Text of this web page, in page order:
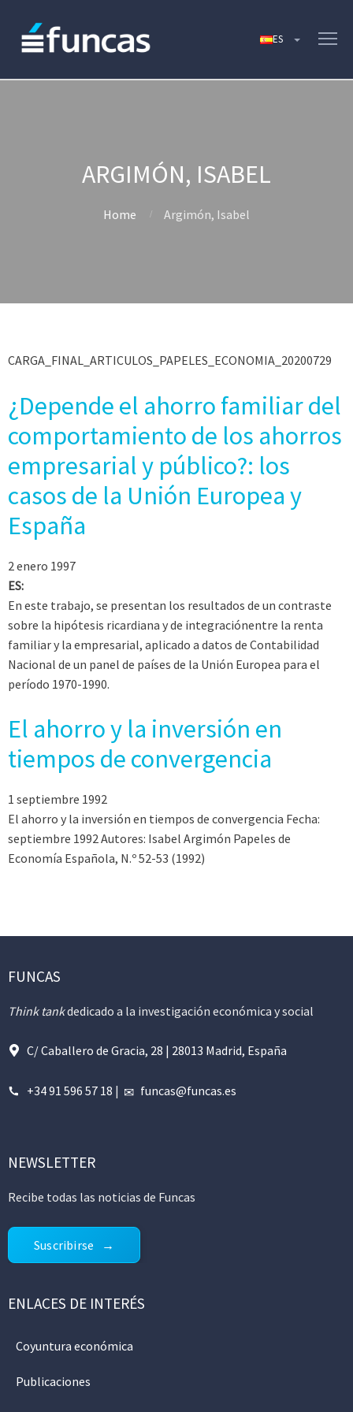
ARGIMÓN, ISABEL
Home Argimón, Isabel
CARGA_FINAL_ARTICULOS_PAPELES_ECONOMIA_20200729
¿Depende el ahorro familiar del
comportamiento de los ahorros
empresarial y público?: los
casos de la Unión Europea y
España
2 enero 1997
ES:
En este trabajo, se presentan los resultados de un contraste
sobre la hipótesis ricardiana y de integraciónentre la renta
familiar y la empresarial, aplicado a datos de Contabilidad
Nacional de un panel de países de la Unión Europea para el
período 1970-1990.
El ahorro y la inversión en
tiempos de convergencia
1 septiembre 1992
El ahorro y la inversión en tiempos de convergencia Fecha:
septiembre 1992 Autores: Isabel Argimón Papeles de
Economía Española, N.º 52-53 (1992)
FUNCAS
Think tankdedicado a la investigación económica y social
C/ Caballero de Gracia, 28 | 28013 Madrid, España
+34 91 596 57 18 | funcas@funcas.es
NEWSLETTER
Recibe todas las noticias de Funcas
Suscribirse
ENLACES DE INTERÉS
Coyuntura económica
Publicaciones